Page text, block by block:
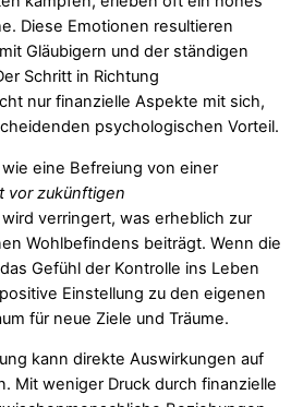
Diese Emotionen resultieren
Gläubigern und der ständigen
Schritt in Richtung
nur finanzielle Aspekte mit sich,
psychologischen Vorteil.
eine Befreiung von einer
vor zukünftigen
wird verringert, was erheblich zur
Wohlbefindens beiträgt. Wenn die
Gefühl der Kontrolle ins Leben
Einstellung zu den eigenen
für neue Ziele und Träume.
kann direkte Auswirkungen auf
Mit weniger Druck durch finanzielle